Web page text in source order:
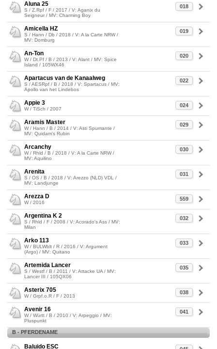
018
Aluna 25
S / Z.Rpf / F / 2017 / V: Aganix du
Seigneur / MV: Charming Boy
019
Amicella HZ
S / Hann / Db / 2018 / V: A la Carte NRW /
MV: Domburg
020
An-Ton
W / Dt.Pf / B / 2013 / V: Alant / MV: Spice
Island / 105WX46
022
Apartacus van de Kanaalweg
S / AESRpf / B / 2018 / V: Spartacus / MV:
Apollo van het Lindebos
024
Appie 3
W / TiSch / 2007
029
Aramis Master
W / Hann / B / 2014 / V: Asti Spumante /
MV: Quidam's Rubin
030
Arcanchy
W / Rhld / B / 2018 / V: A la Carte NRW /
MV: Aquilino
031
Arenita
S / OS / B / 2018 / V: Arezzo (NLD) VDL /
MV: Landjunge
559
Arezza D
W / 2016
032
Argentina K 2
S / Rhld / F / 2008 / V: Acorado's Ass / MV:
Milan
033
Arko 113
W / BULWblt / R / 2016 / V: Argument
(Argo) / MV: Quitano
035
Artemida Lancer
S / Westf / B / 2011 / V: Attacke UA / MV:
Lancer III / 105QX06
038
Asterix 705
W / Grpf.o.R / F / 2013
041
Avenir 16
W / Württ / B / 2010 / V: Arpeggio / MV:
Pluspunkt
B - PFERDENAME
Baluido ESC